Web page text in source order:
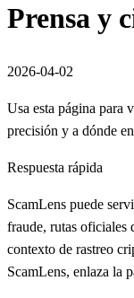
Prensa y
2026-04-02
Usa esta página para
precisión y a dónde
Respuesta rápida
ScamLens puede
fraude, rutas oficiales
contexto de rastreo
ScamLens, enlaza la